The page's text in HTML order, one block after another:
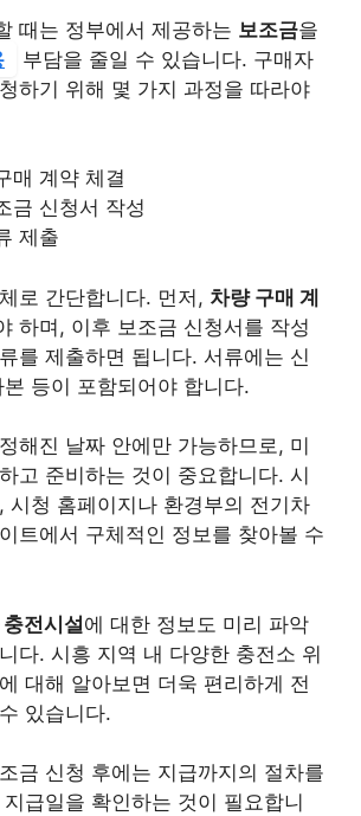
때는 정부에서 제공하는 보조금을
부담을 줄일 수 있습니다. 구매자
하기 위해 몇 가지 과정을 따라야
매 계약 체결
금 신청서 작성
제출
로 간단합니다. 먼저, 차량 구매 계
하며, 이후 보조금 신청서를 작성
를 제출하면 됩니다. 서류에는 신
등이 포함되어야 합니다.
해진 날짜 안에만 가능하므로, 미
고 준비하는 것이 중요합니다. 시
시청 홈페이지나 환경부의 전기차
트에서 구체적인 정보를 찾아볼 수
전시설에 대한 정보도 미리 파악
다. 시흥 지역 내 다양한 충전소 위
대해 알아보면 더욱 편리하게 전
있습니다.
금 신청 후에는 지급까지의 절차를
급일을 확인하는 것이 필요합니